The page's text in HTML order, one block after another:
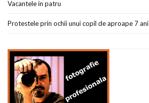
Vacantele in patru
Protestele prin ochii unui copil de aproape 7 ani